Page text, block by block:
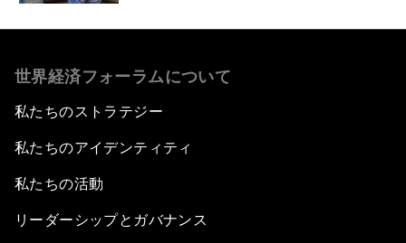
世界経済フォーラムについて
私たちのストラテジー
私たちのアイデンティティ
私たちの活動
リーダーシップとガバナンス